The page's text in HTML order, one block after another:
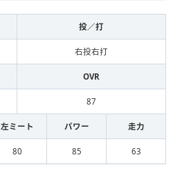
投／打
右投右打
OVR
87
左ミート パワー 走力
80 85 63